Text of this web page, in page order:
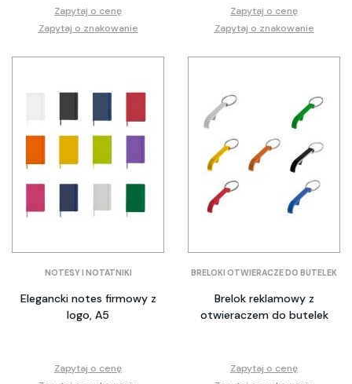
Zapytaj o cenę
Zapytaj o znakowanie
Zapytaj o cenę
Zapytaj o znakowanie
NOTESY I NOTATNIKI
Elegancki notes firmowy z
logo, A5
Zapytaj o cenę
BRELOKI OTWIERACZE DO BUTELEK
Brelok reklamowy z
otwieraczem do butelek
Zapytaj o cenę